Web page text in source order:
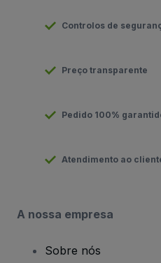
Controlos de
Preço transparente
Pedido 100%
Atendimento ao
A nossa empresa
Sobre nós